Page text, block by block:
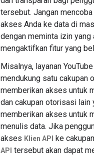
tersebut. Jangan
akses Anda ke data di
dengan meminta izin yang
mengaktifkan fitur yang
Misalnya, layanan
mendukung satu cakupan
memberikan akses untuk
dan cakupan otorisasi lain
memberikan akses untuk
menulis data. Jika
akses Klien API ke
API tersebut akan dapat